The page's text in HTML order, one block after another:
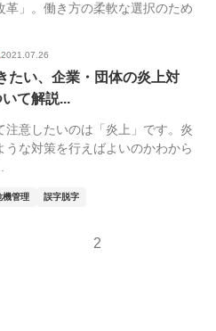
」。働き方の柔軟な選択のため
2021.07.26
たい、企業・団体の炎上対
て解説...
注意したいのは「炎上」です。炎
うな対策を行えばよいのかわから
機管理 誤字脱字
2